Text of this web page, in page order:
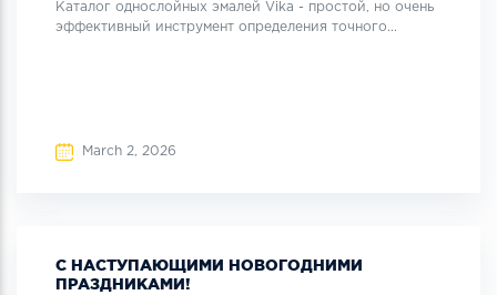
Каталог однослойных эмалей Vika - простой, но очень
эффективный инструмент определения точного...
March 2, 2026
С НАСТУПАЮЩИМИ НОВОГОДНИМИ
ПРАЗДНИКАМИ!